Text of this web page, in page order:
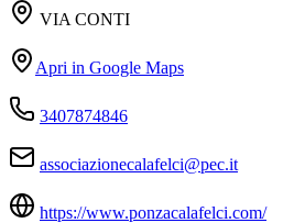
VIA CONTI
Apri in Google Maps
3407874846
associazionecalafelci@pec.it
https://www.ponzacalafelci.com/